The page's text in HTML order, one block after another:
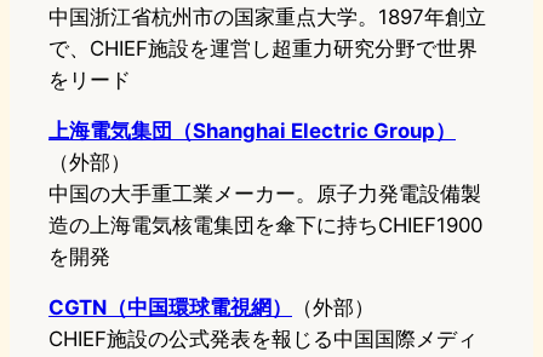
中国浙江省杭州市の国家重点大学。1897年創立
で、CHIEF施設を運営し超重力研究分野で世界
をリード
上海電気集団（Shanghai Electric Group）
（外部）
中国の大手重工業メーカー。原子力発電設備製
造の上海電気核電集団を傘下に持ちCHIEF1900
を開発
CGTN（中国環球電視網）
（外部）
CHIEF施設の公式発表を報じる中国国際メディ